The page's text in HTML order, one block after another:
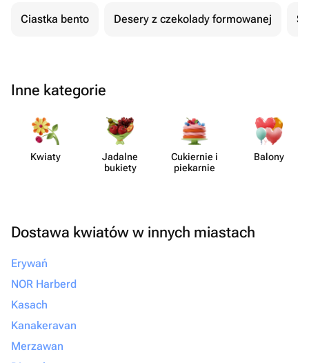
Ciastka bento Desery z czekolady formowanej
Inne kategorie
Kwiaty
Jadalne
bukiety
Cukiernie i
piekarnie
Balony
Dostawa kwiatów w innych miastach
Erywań
NOR Harberd
Kasach
Kanakeravan
Merzawan